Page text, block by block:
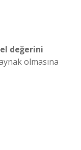
değerini
olmasına